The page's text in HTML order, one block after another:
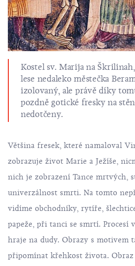
Kostel sv. Marija na
lese nedaleko městečka
izolovaný, ale právě díky
pozdně gotické fresky na
nedotčeny.
Většina fresek, které namaloval
zobrazuje život Marie a Ježíše,
nich je zobrazení Tance mrtvých,
univerzálnost smrti. Na tomto
vidíme obchodníky, rytíře,
papeže, při tanci se smrtí. Procesí
hraje na dudy. Obrazy s motivem
připomínat křehkost života.